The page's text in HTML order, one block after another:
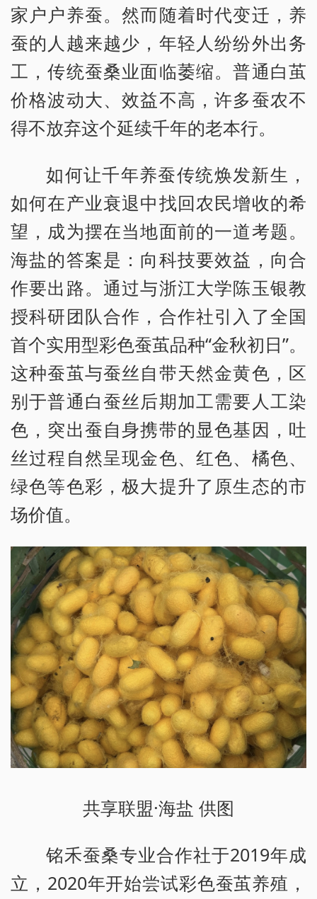
家户户养蚕。然而随着时代变迁，养
蚕的人越来越少，年轻人纷纷外出务
工，传统蚕桑业面临萎缩。普通白茧
价格波动大、效益不高，许多蚕农不
得不放弃这个延续千年的老本行。
如何让千年养蚕传统焕发新生，
如何在产业衰退中找回农民增收的希
望，成为摆在当地面前的一道考题。
海盐的答案是：向科技要效益，向合
作要出路。通过与浙江大学陈玉银教
授科研团队合作，合作社引入了全国
首个实用型彩色蚕茧品种“金秋初日”。
这种蚕茧与蚕丝自带天然金黄色，区
别于普通白蚕丝后期加工需要人工染
色，突出蚕自身携带的显色基因，吐
丝过程自然呈现金色、红色、橘色、
绿色等色彩，极大提升了原生态的市
场价值。
共享联盟·海盐 供图
铭禾蚕桑专业合作社于2019年成
立，2020年开始尝试彩色蚕茧养殖，